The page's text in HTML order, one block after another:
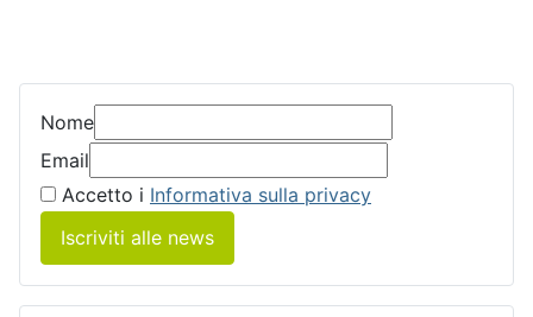
Nome
Email
Accetto i Informativa sulla privacy
Iscriviti alle news